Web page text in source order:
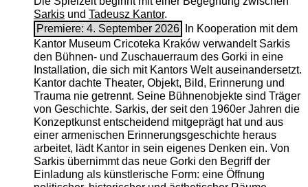
Sarkisund Tadeusz Kantor.
Premiere: 4. September 2026
In Kooperation mit dem
Kantor Museum Cricoteka Kraków verwandelt Sarkis
den Bühnen- und Zuschauerraum des Gorki in eine
Installation, die sich mit Kantors Welt auseinandersetzt.
Kantor dachte Theater, Objekt, Bild, Erinnerung und
Trauma nie getrennt. Seine Bühnenobjekte sind Träger
von Geschichte. Sarkis, der seit den 1960er Jahren die
Konzeptkunst entscheidend mitgeprägt hat und aus
einer armenischen ­Erinnerungsgeschichte heraus
arbeitet, lädt Kantor in sein eigenes Denken ein. Von
Sarkis übernimmt das neue Gorki den Begriff der
Einladung als künstlerische Form: eine Öffnung